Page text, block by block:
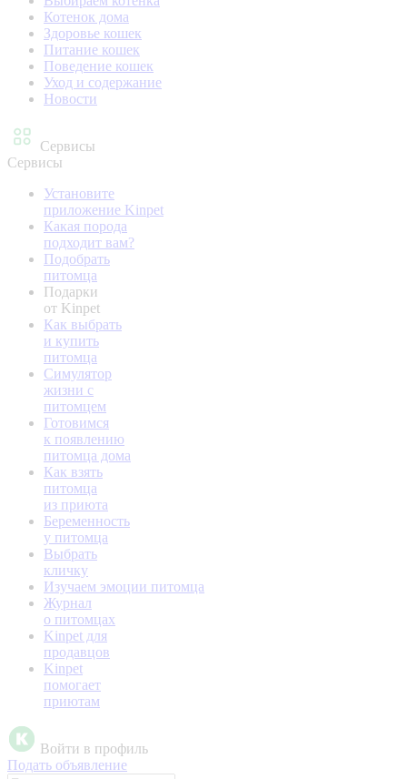
Котенок дома
Здоровье кошек
Питание кошек
Поведение кошек
Уход и содержание
Новости
Сервисы
Сервисы
Установите
приложение Kinpet
Какая порода
подходит вам?
Подобрать
питомца
Подарки
от Kinpet
Как выбрать
и купить
питомца
Симулятор
жизни с
питомцем
Готовимся
к появлению
питомца дома
Как взять
питомца
из приюта
Беременность
у питомца
Выбрать
кличку
Изучаем эмоции питомца
Журнал
о питомцах
Kinpet для
продавцов
Kinpet
помогает
приютам
Войти в профиль
Подать объявление